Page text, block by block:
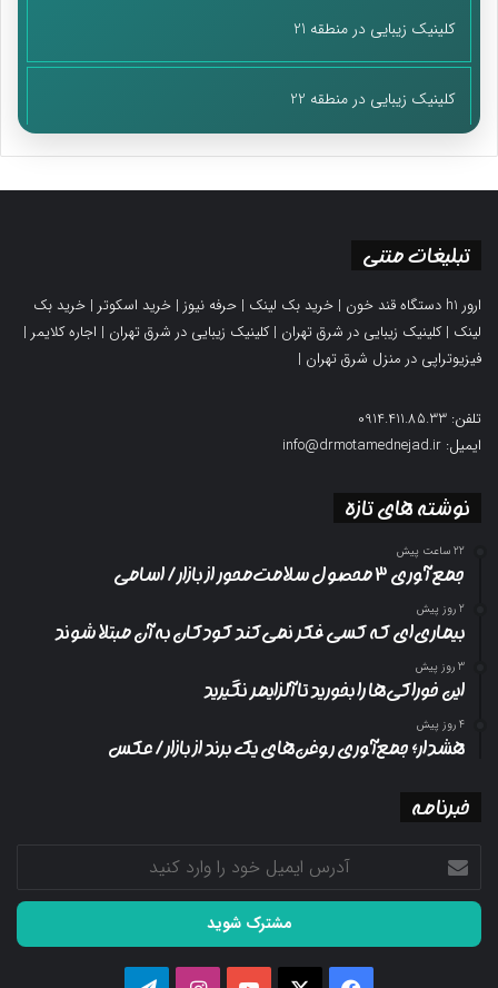
کلینیک زیبایی در منطقه 21
کلینیک زیبایی در منطقه 22
تبلیغات متنی
ارور h1 دستگاه قند خون | خرید بک لینک | حرفه نیوز | خرید اسکوتر | خرید بک
لینک |کلینیک زیبایی در شرق تهران |کلینیک زیبایی در شرق تهران | اجاره کلایمر |
فیزیوتراپی در منزل شرق تهران |
تلفن: 0914.411.85.33
ایمیل: info@drmotamednejad.ir
نوشته های تازه
22 ساعت پیش
جمع آوری ۳ محصول سلامت‌محور از بازار/ اسامی
2 روز پیش
بیماری‌ای که کسی فکر نمی‌کند کودکان به آن مبتلا شوند
3 روز پیش
این خوراکی‌ها را بخورید تا آلزایمر نگیرید
4 روز پیش
هشدار؛ جمع‌آوری روغن‌های یک برند از بازار/ عکس
خبرنامه
آدرس
ایمیل
خود
وارد